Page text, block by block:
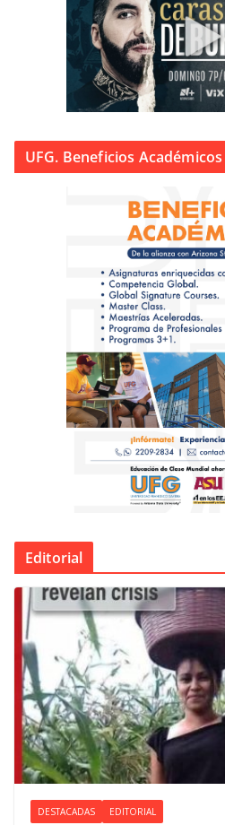
UFG. Beneficios Académicos
Editorial
DESTACADAS EDITORIAL